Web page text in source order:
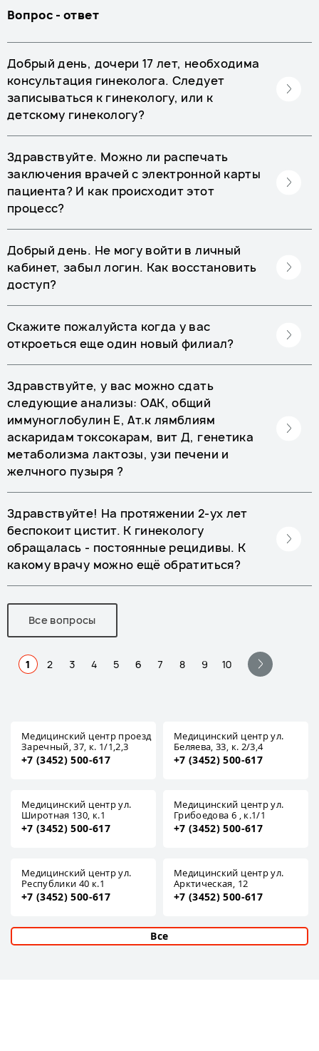
Вопрос - ответ
Добрый день, дочери 17 лет, необходима
консультация гинеколога. Следует
записываться к гинекологу, или к
детскому гинекологу?
Здравствуйте. Можно ли распечать
заключения врачей с электронной карты
пациента? И как происходит этот
процесс?
Добрый день. Не могу войти в личный
кабинет, забыл логин. Как восстановить
доступ?
Скажите пожалуйста когда у вас
откроеться еще один новый филиал?
Здравствуйте, у вас можно сдать
следующие анализы: ОАК, общий
иммуноглобулин Е, Ат.к лямблиям
аскаридам токсокарам, вит Д, генетика
метаболизма лактозы, узи печени и
желчного пузыря ?
Здравствуйте! На протяжении 2-ух лет
беспокоит цистит. К гинекологу
обращалась - постоянные рецидивы. К
какому врачу можно ещё обратиться?
Все вопросы
1 2 3 4 5 6 7 8 9 10
Медицинский центр проезд
Заречный, 37, к. 1/1,2,3
+7 (3452) 500-617
Медицинский центр ул.
Беляева, 33, к. 2/3,4
+7 (3452) 500-617
Медицинский центр ул.
Широтная 130, к.1
+7 (3452) 500-617
Медицинский центр ул.
Грибоедова 6 , к.1/1
+7 (3452) 500-617
Медицинский центр ул.
Республики 40 к.1
+7 (3452) 500-617
Медицинский центр ул.
Арктическая, 12
+7 (3452) 500-617
Все